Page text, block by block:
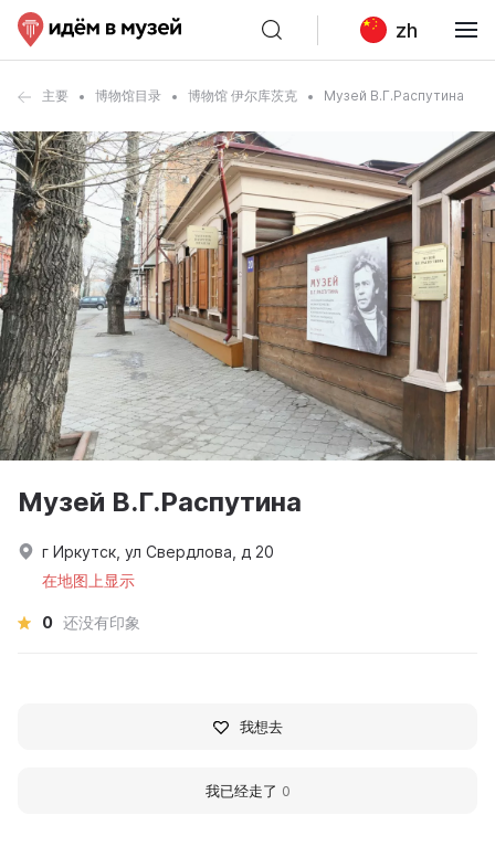
zh
主要 博物馆目录 博物馆 伊尔库茨克 Музей В.Г.Распутина
Музей В.Г.Распутина
г Иркутск, ул Свердлова, д 20
在地图上显示
0 还没有印象
我想去
我已经走了 0